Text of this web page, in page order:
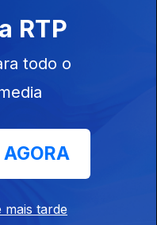
RTP
todo o
mais tarde